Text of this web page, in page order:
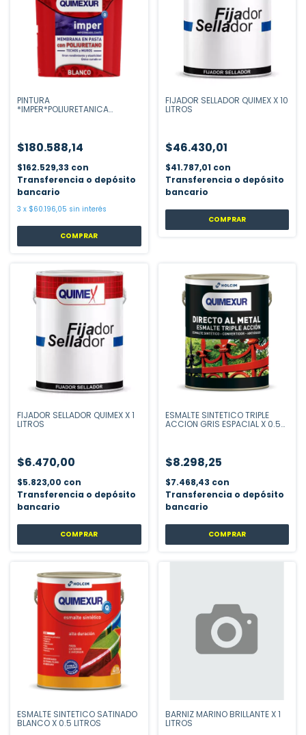
PINTURA
*IMPER*POLIURETANICA
$180.588,14
$162.529,33 con
Transferencia o depósito
bancario
3 x $60.196,05 sin interés
FIJADOR SELLADOR QUIMEX X 10
LITROS
$46.430,01
$41.787,01 con
Transferencia o depósito
bancario
COMPRAR
FIJADOR SELLADOR QUIMEX X 1
LITROS
$6.470,00
$5.823,00 con
Transferencia o depósito
bancario
COMPRAR
ESMALTE SINTETICO TRIPLE
ACCION GRIS ESPACIAL X 0.5
$8.298,25
$7.468,43 con
Transferencia o depósito
bancario
ESMALTE SINTETICO SATINADO
BLANCO X 0.5 LITROS
BARNIZ MARINO BRILLANTE X 1
LITROS